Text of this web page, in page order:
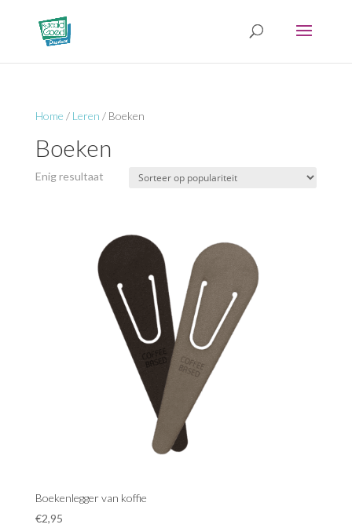
Home / Leren / Boeken
Boeken
Enig resultaat
Boekenlegger van koffie
€2,95